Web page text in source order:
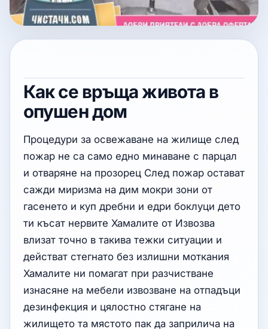
Как се връща живота в
опушен дом
Процедури за освежаване на жилище след
пожар не са само едно минаване с парцал
и отваряне на прозорец След пожар остават
сажди миризма на дим мокри зони от
гасенето и куп дребни и едри боклуци дето
ти късат нервите Хамалите от Извозва
влизат точно в такива тежки ситуации и
действат стегнато без излишни моткания
Хамалите ни помагат при разчистване
изнасяне на мебели извозване на отпадъци
дезинфекция и цялостно стягане на
жилището та мястото пак да заприлича на